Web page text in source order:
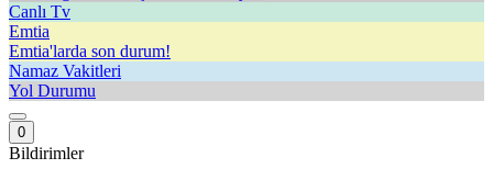
Canlı Tv
Emtia
Emtia'larda son durum!
Namaz Vakitleri
Yol Durumu
0
Bildirimler